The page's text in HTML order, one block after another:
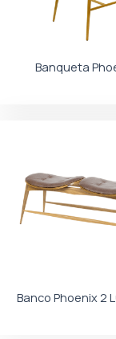
Banqueta
Banco Phoenix 2